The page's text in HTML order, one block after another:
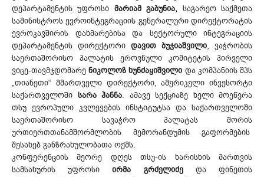
დეპარტამენტის უფროსი მარიამ გაბუნია, საგარეო საქმეთა
სამინისტროს ევროინტეგრაციის გენერალური დირექტორატის
ევროკავშირის დახმარებისა და სექტორული ინტეგრაციის
დეპარტამენტის დირექტორი დავით ბუჯიაშვილი, ვაჭრობის
საერთაშორისო პალატის ეროვნული კომიტეტის პირველი
ვიცე-თავმჯდომარენიკოლოზ ხუნძაყიშვილი და კომპანიის შპს
„თიანეთი“ მმართველი დირექტორი, ამერიკელი ინვესორტი
საქართველოში სარა ჰანნა. ამავე სექციაზე ხელი მოეწერა
თსუ ევროპული კვლევების ინსტიტუტსა და საქართველოში
საერთაშორისო სავაჭრო პალატას შორის
ურთიერთთანამშორმლობის მემორანდუმის გაფორმების
შესახებ განზრახულობათა ოქმს.
კონფერენციის მეორე დღეს თსუ-ის ხარისხის მართვის
სამსახურის უფროსიირმა გრძელიძედა ფინეთის